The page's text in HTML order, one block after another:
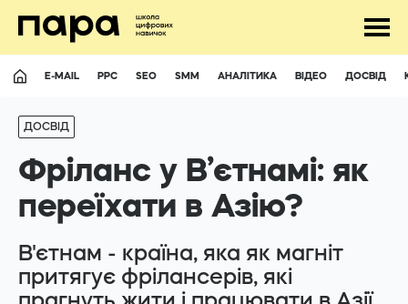
E-MAIL PPC SEO SMM АНАЛІТИКА ВІДЕО ДОСВІД
ДОСВІД
Фріланс у В’єтнамі: як
переїхати в Азію?
В'єтнам - країна, яка як магніт
притягує фрілансерів, які